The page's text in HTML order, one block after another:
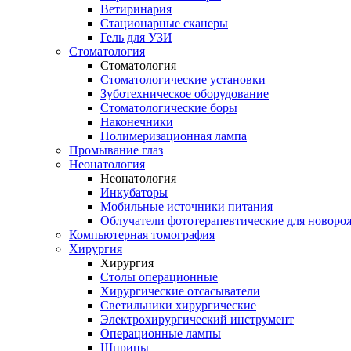
Ветиринария
Стационарные сканеры
Гель для УЗИ
Стоматология
Стоматология
Стоматологические установки
Зуботехническое оборудование
Стоматологические боры
Наконечники
Полимеризационная лампа
Промывание глаз
Неонатология
Неонатология
Инкубаторы
Мобильные источники питания
Облучатели фототерапевтические для
Компьютерная томография
Хирургия
Хирургия
Столы операционные
Хирургические отсасыватели
Светильники хирургические
Электрохирургический инструмент
Операционные лампы
Шприцы